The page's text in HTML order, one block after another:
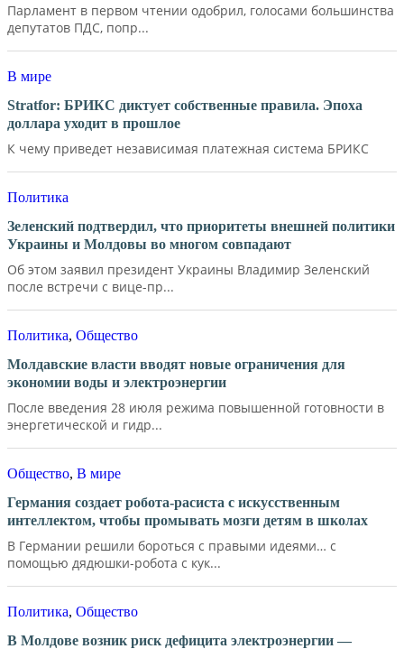
Парламент в первом чтении одобрил, голосами большинства
депутатов ПДС, попр...
В мире
Stratfor: БРИКС диктует собственные правила. Эпоха
доллара уходит в прошлое
К чему приведет независимая платежная система БРИКС
Политика
Зеленский подтвердил, что приоритеты внешней политики
Украины и Молдовы во многом совпадают
Об этом заявил президент Украины Владимир Зеленский
после встречи с вице-пр...
Политика, Общество
Молдавские власти вводят новые ограничения для
экономии воды и электроэнергии
После введения 28 июля режима повышенной готовности в
энергетической и гидр...
Общество, В мире
Германия создает робота-расиста с искусственным
интеллектом, чтобы промывать мозги детям в школах
В Германии решили бороться с правыми идеями… с
помощью дядюшки-робота с кук...
Политика, Общество
В Молдове возник риск дефицита электроэнергии —